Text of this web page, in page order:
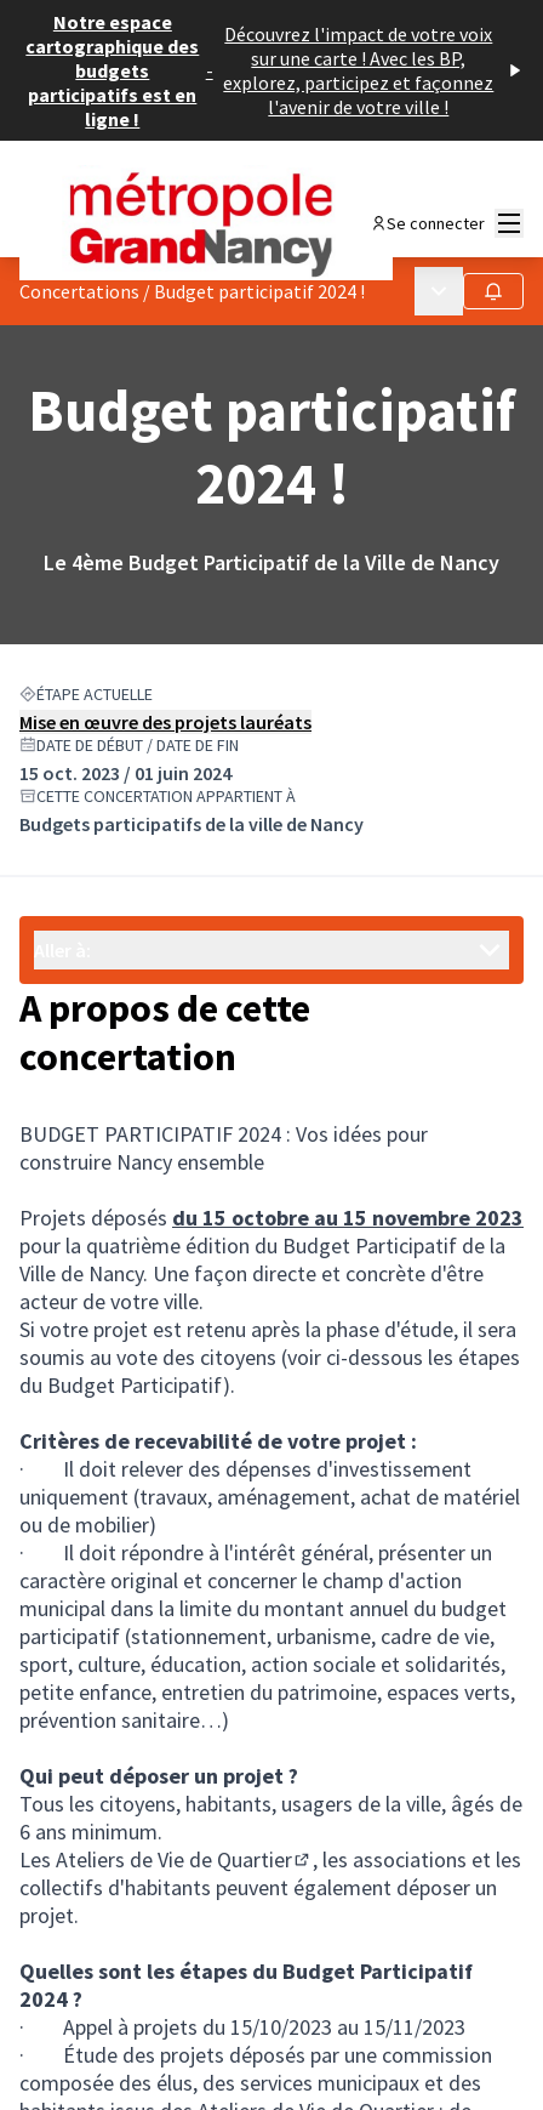
Notre espace
cartographique des
budgets
participatifs est en
ligne !
-
Découvrez l'impact de votre voix
sur une carte ! Avec les BP,
explorez, participez et façonnez
l'avenir de votre ville !
Se connecter
Concertations / Budget participatif 2024 ! Menu Suivre
Budget participatif
2024 !
Le 4ème Budget Participatif de la Ville de Nancy
ÉTAPE ACTUELLE
Mise en œuvre des projets lauréats
DATE DE DÉBUT / DATE DE FIN
15 oct. 2023 / 01 juin 2024
CETTE CONCERTATION APPARTIENT À
Budgets participatifs de la ville de Nancy
A propos de cette
concertation
BUDGET PARTICIPATIF 2024 : Vos idées pour
construire Nancy ensemble
Projets déposés du 15 octobre au 15 novembre 2023
pour la quatrième édition du Budget Participatif de la
Ville de Nancy. Une façon directe et concrète d'être
acteur de votre ville.
Si votre projet est retenu après la phase d'étude, il sera
soumis au vote des citoyens (voir ci-dessous les étapes
du Budget Participatif).
Critères de recevabilité de votre projet :
· Il doit relever des dépenses d'investissement
uniquement (travaux, aménagement, achat de matériel
ou de mobilier)
· Il doit répondre à l'intérêt général, présenter un
caractère original et concerner le champ d'action
municipal dans la limite du montant annuel du budget
participatif (stationnement, urbanisme, cadre de vie,
sport, culture, éducation, action sociale et solidarités,
petite enfance, entretien du patrimoine, espaces verts,
prévention sanitaire…)
Qui peut déposer un projet ?
Tous les citoyens, habitants, usagers de la ville, âgés de
6 ans minimum.
Les Ateliers de Vie de Quartier
(S'ouvre dans un nouvel
, les associations et les
collectifs d'habitants peuvent également déposer un
projet.
Quelles sont les étapes du Budget Participatif
2024 ?
· Appel à projets du 15/10/2023 au 15/11/2023
· Étude des projets déposés par une commission
composée des élus, des services municipaux et des